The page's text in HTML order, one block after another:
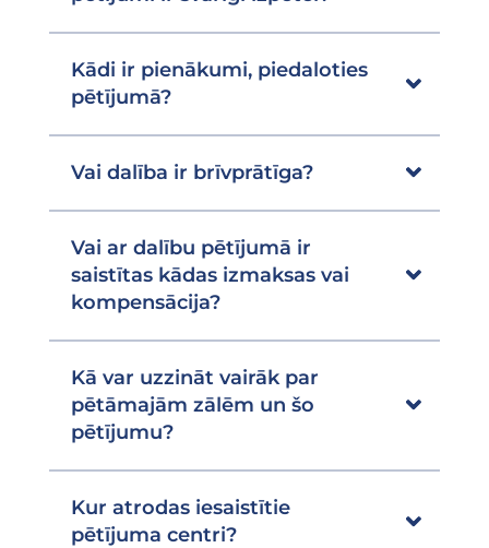
Kādi ir pienākumi, piedaloties
pētījumā?
Vai dalība ir brīvprātīga?
Vai ar dalību pētījumā ir
saistītas kādas izmaksas vai
kompensācija?
Kā var uzzināt vairāk par
pētāmajām zālēm un šo
pētījumu?
Kur atrodas iesaistītie
pētījuma centri?